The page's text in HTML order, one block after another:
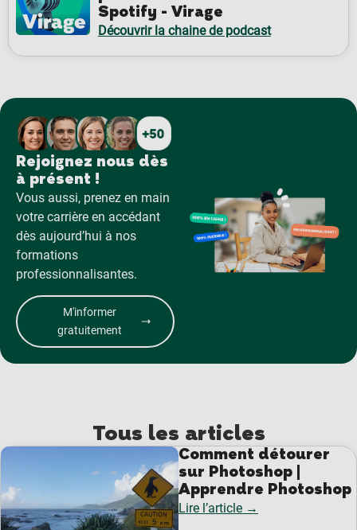
Spotify - Virage
Découvrir la chaine de podcast
Rejoignez nous dès
à présent !
Vous aussi, prenez en main
votre carrière en accédant
dès aujourd’hui à nos
formations
professionnalisantes.
M'informer
gratuitement
Tous les articles
Comment détourer
sur Photoshop |
Apprendre Photoshop
Lire l’article →